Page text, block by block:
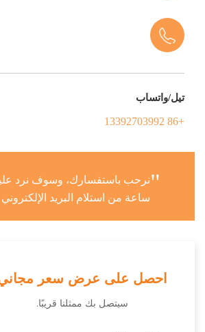
تيل/واتساب
+86 13392703992
"
ساعة من استلام البريد الإلكتروني
احصل على عرض سعر مجاني
سيتصل بك ممثلنا قريبًا.